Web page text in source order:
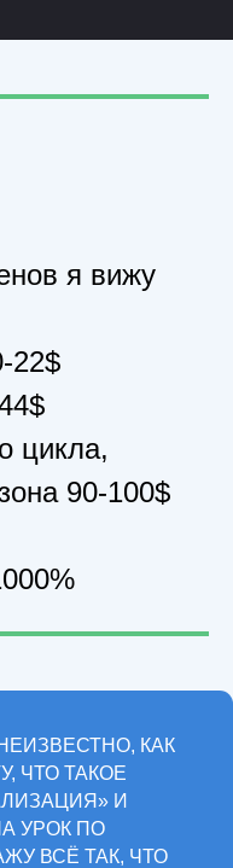
я вижу
22$
цикла,
90-100$
КАК
ЧТО ТАКОЕ
И
УРОК ПО
ВСЁ ТАК, ЧТО